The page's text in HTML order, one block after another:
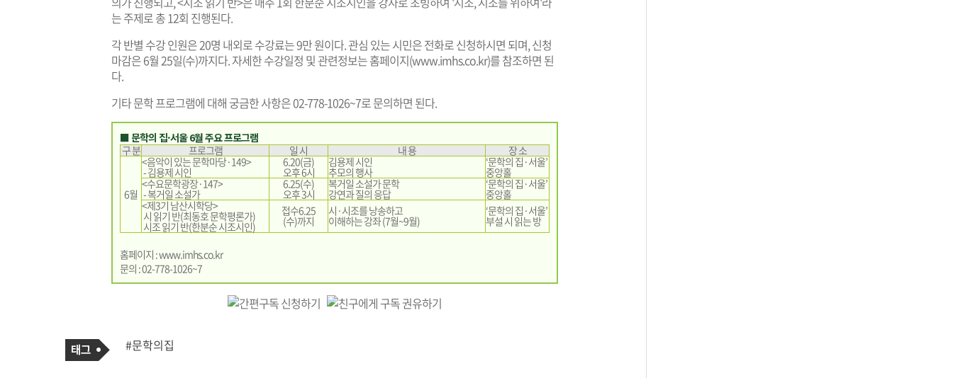
는 주제로 총 12회 진행된다.
각 반별 수강 인원은 20명 내외로 수강료는 9만 원이다. 관심 있는 시민은 전화로 신청하시면 되며, 신청
마감은 6월 25일(수)까지다. 자세한 수강일정 및 관련정보는 홈페이지(www.imhs.co.kr)를 참조하면 된
다.
기타 문학 프로그램에 대해 궁금한 사항은 02-778-1026~7로 문의하면 된다.
■ 문학의 집·서울 6월 주요 프로그램
구 분
프로그램 일 시 내 용 장 소
6월
<음악이 있는 문학마당·149>
- 김용제 시인
6.20(금)
오후 6시
김용제 시인
추모의 행사
‘문학의 집·서울’
중앙홀
<수요문학광장·147>
- 복거일 소설가
6.25(수)
오후 3시
복거일 소설가 문학
강연과 질의 응답
‘문학의 집·서울’
중앙홀
<제3기 남산시학당>
시 읽기 반(최동호 문학평론가)
시조 읽기 반(한분순 시조시인)
접수6.25
(수)까지
시·시조를 낭송하고
이해하는 강좌 (7월~9월)
‘문학의 집·서울’
부설 시 읽는 방
홈페이지 :www.imhs.co.kr
문의 : 02-778-1026~7
사
태
그
#문학의집